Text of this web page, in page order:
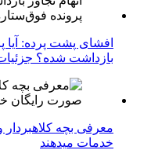
افشای پشت پرده: آیا
بازداشت شده؟
معرفی بچه
خدمات میدهند